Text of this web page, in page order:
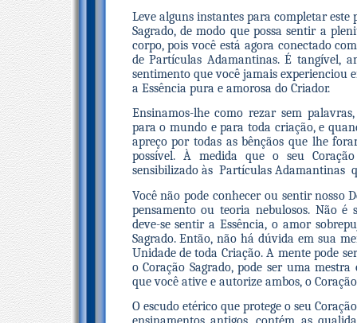
Leve alguns instantes para completar
Sagrado, de modo que possa sentir a
corpo, pois você está agora conectado
de Partículas Adamantinas. É tangível,
sentimento que você jamais experienciou
a Essência pura e amorosa do Criador.
Ensinamos-lhe como rezar sem
para o mundo e para toda criação, e
apreço por todas as bênçãos que lhe
possível. À medida que o seu
sensibilizado às Partículas Adamantinas
Você não pode conhecer ou sentir nosso
pensamento ou teoria nebulosos. Não é
deve-se sentir a Essência, o amor
Sagrado. Então, não há dúvida em sua
Unidade de toda Criação. A mente pode
o Coração Sagrado, pode ser uma
que você ative e autorize ambos, o
O escudo etérico que protege o seu